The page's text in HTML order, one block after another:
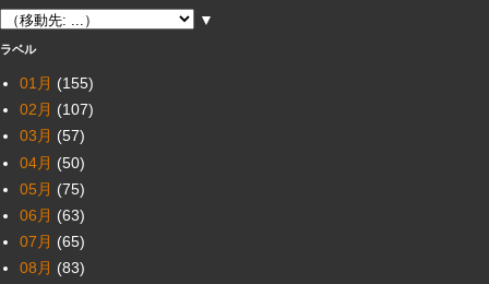
▼
ラベル
01月 (155)
02月 (107)
03月 (57)
04月 (50)
05月 (75)
06月 (63)
07月 (65)
08月 (83)